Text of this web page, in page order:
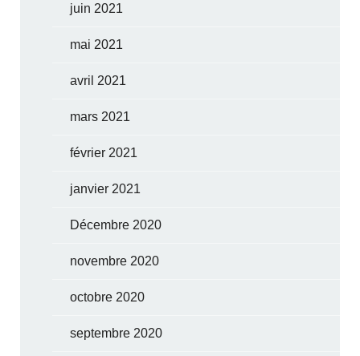
juin 2021
mai 2021
avril 2021
mars 2021
février 2021
janvier 2021
Décembre 2020
novembre 2020
octobre 2020
septembre 2020